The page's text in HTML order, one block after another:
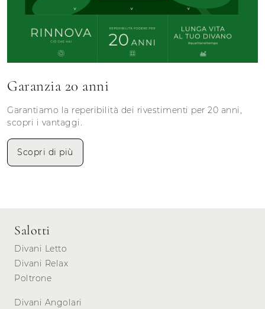
Garanzia 20 anni
Garantiamo la reperibilità dei rivestimenti per 20 anni,
scopri i vantaggi.
Scopri di più
Salotti
Divani Letto
Divani Relax
Poltrone
Divani Angolari